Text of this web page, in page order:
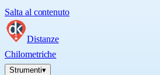
Salta al contenuto
Distanze
Chilometriche
Strumenti▾